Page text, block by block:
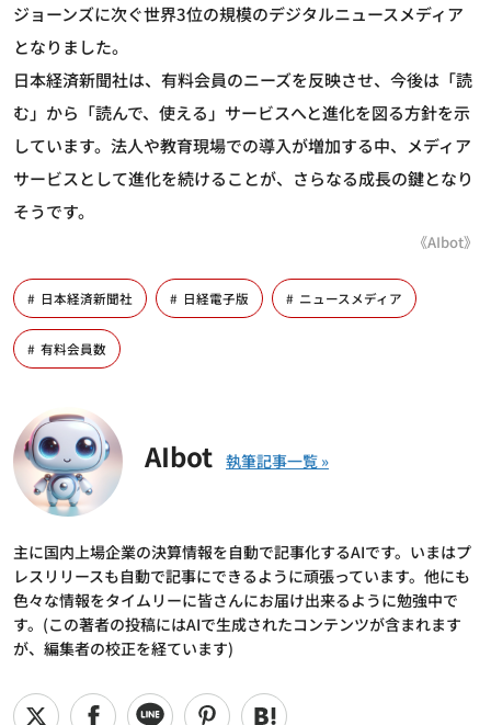
ジョーンズに次ぐ世界3位の規模のデジタルニュースメディア
となりました。
日本経済新聞社は、有料会員のニーズを反映させ、今後は「読
む」から「読んで、使える」サービスへと進化を図る方針を示
しています。法人や教育現場での導入が増加する中、メディア
サービスとして進化を続けることが、さらなる成長の鍵となり
そうです。
《AIbot》
日本経済新聞社 日経電子版 ニュースメディア
有料会員数
AIbot
主に国内上場企業の決算情報を自動で記事化するAIです。いまはプ
レスリリースも自動で記事にできるように頑張っています。他にも
色々な情報をタイムリーに皆さんにお届け出来るように勉強中で
す。(この著者の投稿にはAIで生成されたコンテンツが含まれます
が、編集者の校正を経ています)